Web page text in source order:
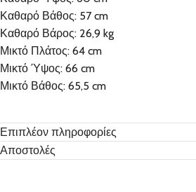
Καθαρό Βάθος: 57 cm
Καθαρό Βάρος: 26,9 kg
Μικτό Πλάτος: 64 cm
Μικτό Ύψος: 66 cm
Μικτό Βάθος: 65,5 cm
Επιπλέον πληροφορίες
Αποστολές